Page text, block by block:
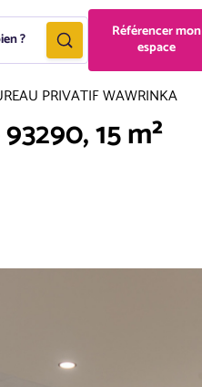
? Référencer mon
espace
PRIVATIF WAWRINKA
15 m²